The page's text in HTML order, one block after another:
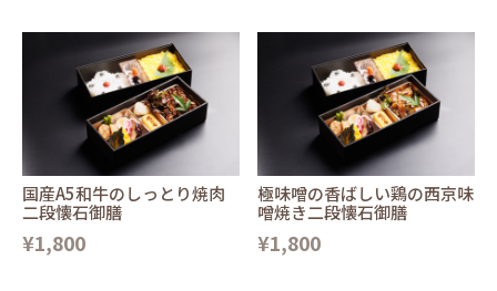
国産A5和牛のしっとり焼肉
二段懐石御膳
¥1,800
極味噌の香ばしい鶏の西京味
噌焼き二段懐石御膳
¥1,800